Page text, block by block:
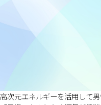
高次元エネルギーを活用して